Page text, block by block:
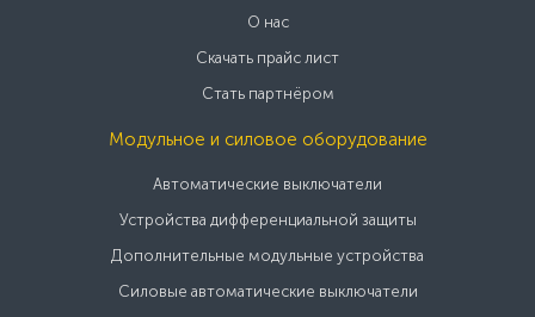
О нас
Скачать прайс лист
Стать партнёром
Модульное и силовое оборудование
Автоматические выключатели
Устройства дифференциальной защиты
Дополнительные модульные устройства
Силовые автоматические выключатели